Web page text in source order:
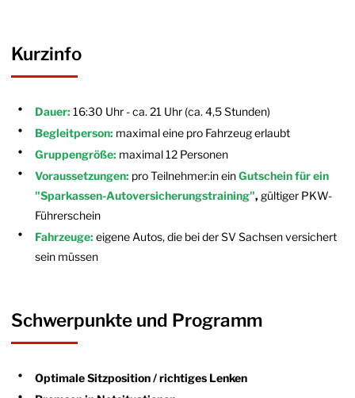
Kurzinfo
Dauer: 16:30 Uhr - ca. 21 Uhr (ca. 4,5 Stunden)
Begleitperson: maximal eine pro Fahrzeug erlaubt
Gruppengröße: maximal 12 Personen
Voraussetzungen: pro Teilnehmer:in einGutschein für ein
"Sparkassen-Autoversicherungstraining", gültiger PKW-
Führerschein
Fahrzeuge: eigene Autos, die bei der SV Sachsen versichert
sein müssen
Schwerpunkte und Programm
Optimale Sitzposition / richtiges Lenken